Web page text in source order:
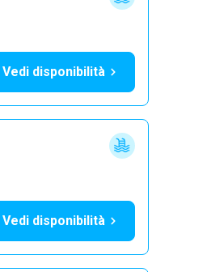
Vedi disponibilità
Vedi disponibilità